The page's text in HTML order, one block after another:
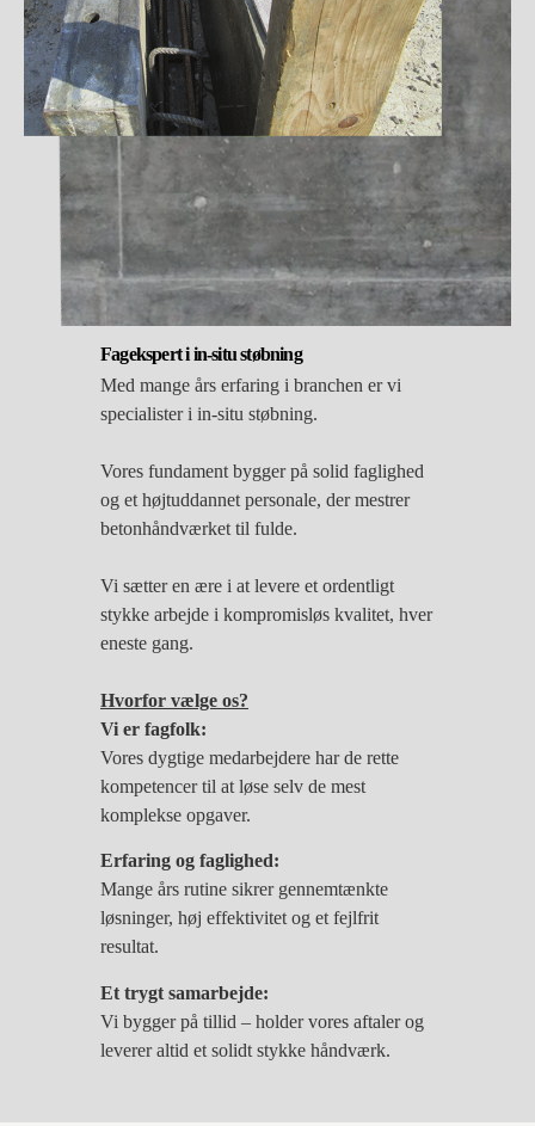
Fagekspert i in-situ støbning
Med mange års erfaring i branchen er vi
specialister i in-situ støbning.
Vores fundament bygger på solid faglighed
og et højtuddannet personale, der mestrer
betonhåndværket til fulde.
Vi sætter en ære i at levere et ordentligt
stykke arbejde i kompromisløs kvalitet, hver
eneste gang.
Hvorfor vælge os?
Vi er fagfolk:
Vores dygtige medarbejdere har de rette
kompetencer til at løse selv de mest
komplekse opgaver.
Erfaring og faglighed:
Mange års rutine sikrer gennemtænkte
løsninger, høj effektivitet og et fejlfrit
resultat.
Et trygt samarbejde:
Vi bygger på tillid – holder vores aftaler og
leverer altid et solidt stykke håndværk.